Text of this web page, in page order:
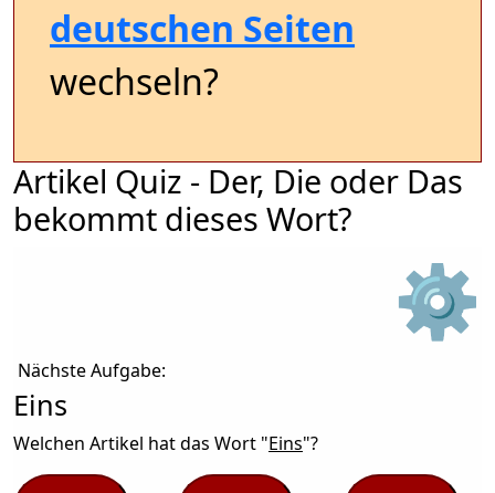
deutschen Seiten
wechseln?
Artikel Quiz - Der, Die oder Das
bekommt dieses Wort?
⚙
Nächste Aufgabe:
Eins
Welchen Artikel hat das Wort "Eins"?